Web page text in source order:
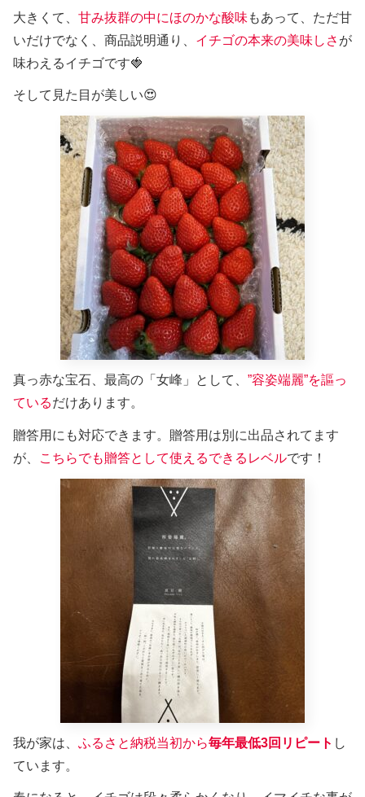
大きくて、 甘み抜群の中にほのかな酸味 もあって、ただ甘
いだけでなく、商品説明通り、 イチゴの本来の美味しさ が
味わえるイチゴです🍓
そして見た目が美しい😍
真っ赤な宝石、最高の「女峰」として、 ”容姿端麗”を謳っ
ているだけあります。
贈答用にも対応できます。贈答用は別に出品されてます
が、
こちらでも贈答として使えるできるレベルです！
我が家は、 ふるさと納税当初から毎年最低3回リピート し
ています。